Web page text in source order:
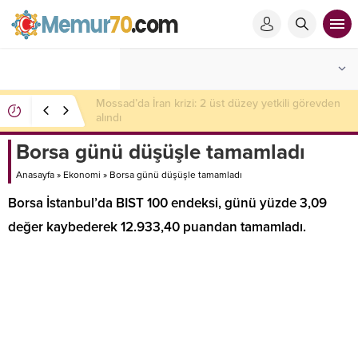
Mossad’da İran krizi: 2 üst düzey yetkili görevden
alındı
Borsa günü düşüşle tamamladı
Anasayfa » Ekonomi » Borsa günü düşüşle tamamladı
Borsa İstanbul’da BIST 100 endeksi, günü yüzde 3,09
değer kaybederek 12.933,40 puandan tamamladı.